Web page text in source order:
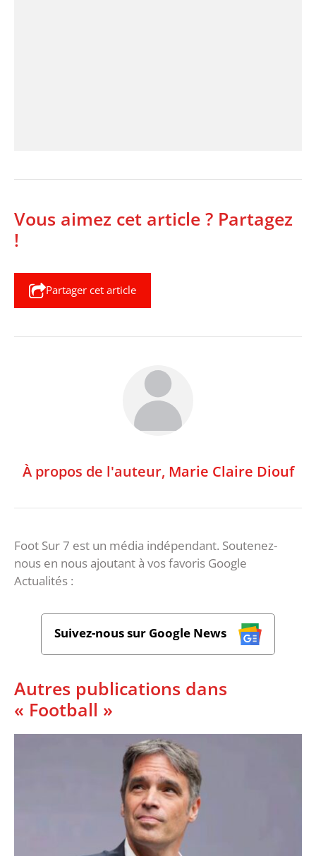
Vous aimez cet article ? Partagez
!
Partager cet article
À propos de l'auteur, Marie Claire Diouf
Foot Sur 7 est un média indépendant. Soutenez-
nous en nous ajoutant à vos favoris Google
Actualités :
Suivez-nous sur Google News
Autres publications dans
« Football »